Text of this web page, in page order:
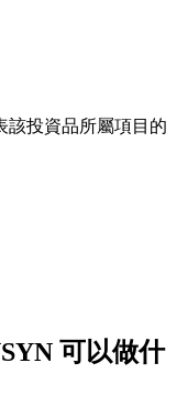
該投資品所屬項目的
可以做什